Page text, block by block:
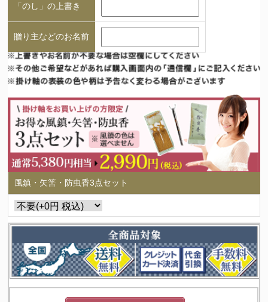
「のし」の上書き
贈り主などのお名前
風鎮・矢筈・防虫香3点セット